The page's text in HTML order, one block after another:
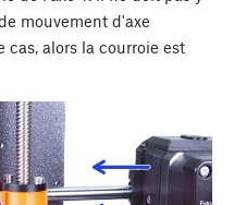
mouvement d'axe
cas, alors la courroie est